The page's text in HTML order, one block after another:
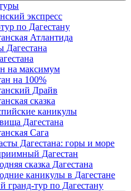
экспресс
по Дагестану
Атлантида
Дагестана
на максимум
на 100%
Драйв
сказка
каникулы
Дагестана
Сага
Дагестана: горы и море
Дагестан
сказка Дагестана
каникулы в Дагестане
гранд-тур по Дагестану